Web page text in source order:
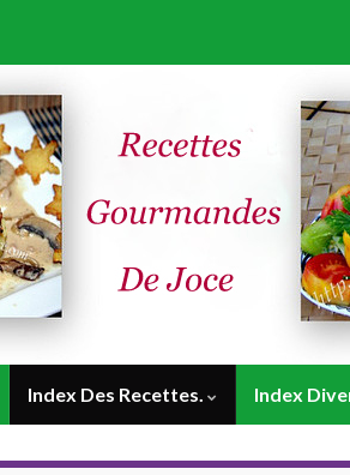
Index Des Recettes. Index